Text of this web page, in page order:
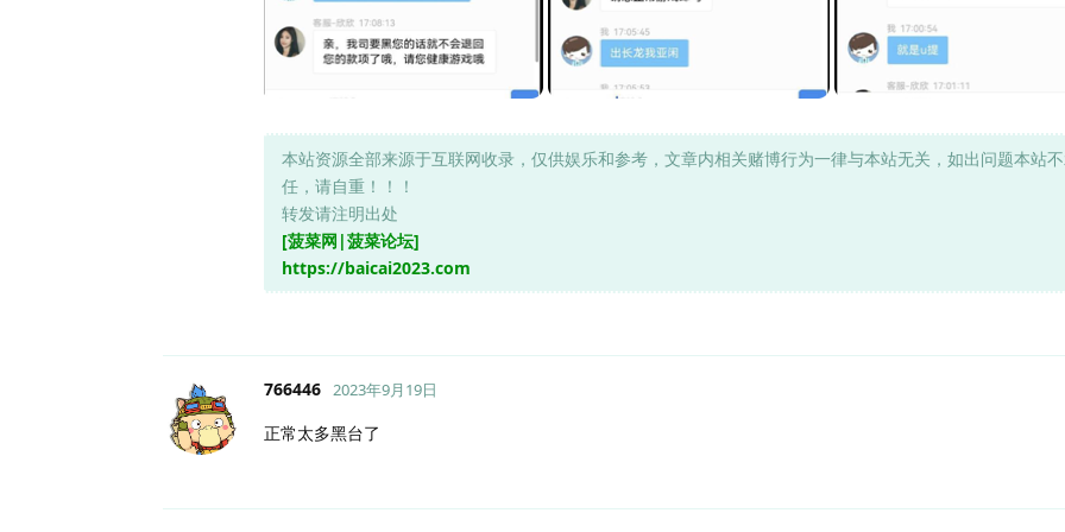
本站资源全部来源于互联网收录，仅供娱乐和参考，文章内相关赌博行为一律与本站无关，如出问题本站
任，请自重！！！
转发请注明出处
[菠菜网|菠菜论坛]
https://baicai2023.com
766446 2023年9月19日
正常太多黑台了